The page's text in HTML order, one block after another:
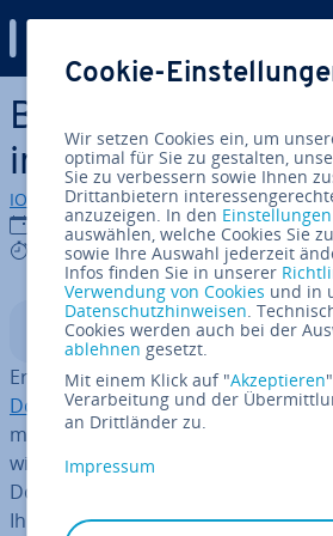
Zum Haupt­in­halt springen
Be­reit­stel­len von
in Docker
IONOS Redaktion
08.07.2021
9 mins
In­halts­ver­zeich­nis
Erfahren Sie, wie Sie eine
Docker-Con­tai­nern ausführen,
mit Docker Compose. WordPress-
wick­le­rin­nen werden es nützlich
Docker-Con­tai­nern ein­zu­set­zen.
Ihnen, mit mehreren WordPress-
Cookie-
Wir setzen Cookies ein, um
optimal für Sie zu gestalten,
Sie zu verbessern sowie Ihnen
Drittanbietern
anzuzeigen. In den Einstellungen
auswählen, welche Cookies Sie
sowie Ihre Auswahl jederzeit
Infos finden Sie in unserer
Verwendung von Cookies und in
Datenschutzhinweisen.
Cookies werden auch bei der
ablehnen gesetzt.
Mit einem Klick auf "Akzeptieren
Verarbeitung und der
an Drittländer zu.
Impressum